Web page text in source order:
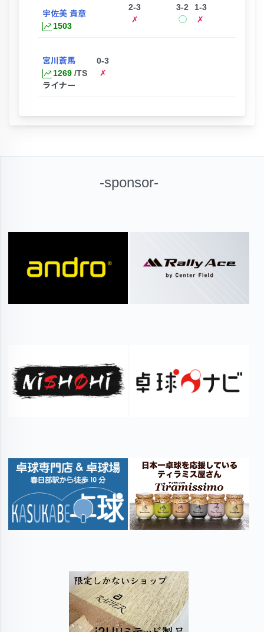
宇佐美 貴章
1503
2-3
✗
3-2
◯
1-3
✗
宮川蒼馬
1269 /TS
ライナー
0-3
✗
-sponsor-